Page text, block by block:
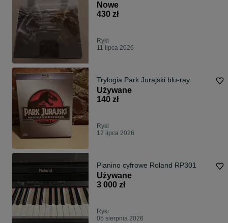
Nowe
430 zł
Ryki
11 lipca 2026
Trylogia Park Jurajski blu-ray
Używane
140 zł
Ryki
12 lipca 2026
Pianino cyfrowe Roland RP301
Używane
3 000 zł
Ryki
05 sierpnia 2026